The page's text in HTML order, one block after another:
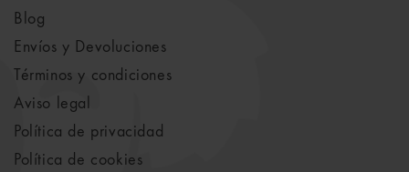
Blog
Envíos y Devoluciones
Términos y condiciones
Aviso legal
Política de privacidad
Política de cookies